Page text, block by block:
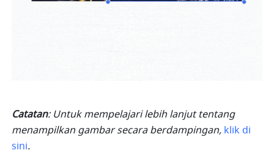
Catatan: Untuk mempelajari lebih lanjut tentang
menampilkan gambar secara berdampingan, klik di
sini.